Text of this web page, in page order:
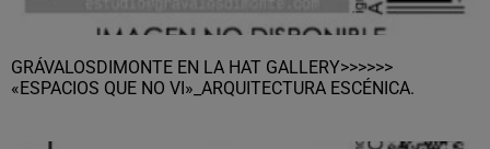
GRÁVALOSDIMONTE EN LA HAT GALLERY>>>>>>
«ESPACIOS QUE NO VI»_ARQUITECTURA ESCÉNICA.